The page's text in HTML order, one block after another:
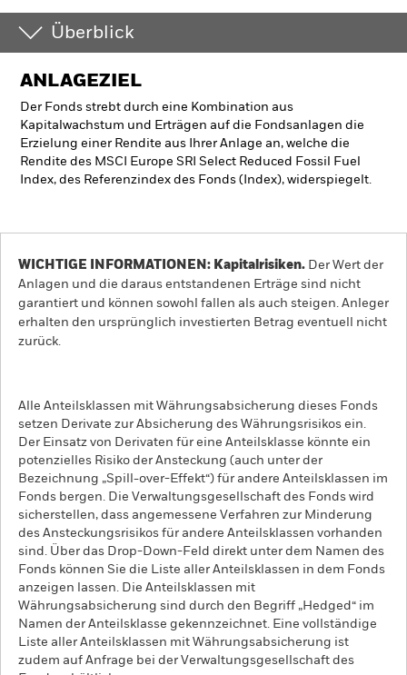
Überblick
ANLAGEZIEL
Der Fonds strebt durch eine Kombination aus
Kapitalwachstum und Erträgen auf die Fondsanlagen die
Erzielung einer Rendite aus Ihrer Anlage an, welche die
Rendite des MSCI Europe SRI Select Reduced Fossil Fuel
Index, des Referenzindex des Fonds (Index), widerspiegelt.
WICHTIGE INFORMATIONEN: Kapitalrisiken. Der Wert der
Anlagen und die daraus entstandenen Erträge sind nicht
garantiert und können sowohl fallen als auch steigen. Anleger
erhalten den ursprünglich investierten Betrag eventuell nicht
zurück.
Alle Anteilsklassen mit Währungsabsicherung dieses Fonds
setzen Derivate zur Absicherung des Währungsrisikos ein.
Der Einsatz von Derivaten für eine Anteilsklasse könnte ein
potenzielles Risiko der Ansteckung (auch unter der
Bezeichnung „Spill-over-Effekt“) für andere Anteilsklassen im
Fonds bergen. Die Verwaltungsgesellschaft des Fonds wird
sicherstellen, dass angemessene Verfahren zur Minderung
des Ansteckungsrisikos für andere Anteilsklassen vorhanden
sind. Über das Drop-Down-Feld direkt unter dem Namen des
Fonds können Sie die Liste aller Anteilsklassen in dem Fonds
anzeigen lassen. Die Anteilsklassen mit
Währungsabsicherung sind durch den Begriff „Hedged“ im
Namen der Anteilsklasse gekennzeichnet. Eine vollständige
Liste aller Anteilsklassen mit Währungsabsicherung ist
zudem auf Anfrage bei der Verwaltungsgesellschaft des